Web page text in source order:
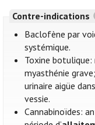
Contre-indications
Baclofène par
systémique.
Toxine
myasthénie
urinaire aigüe
vessie.
Cannabinoïdes: